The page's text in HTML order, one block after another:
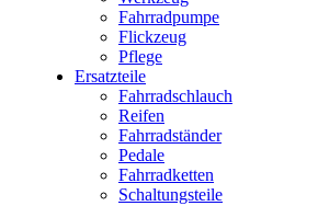
Fahrradpumpe
Flickzeug
Pflege
Ersatzteile
Fahrradschlauch
Reifen
Fahrradständer
Pedale
Fahrradketten
Schaltungsteile